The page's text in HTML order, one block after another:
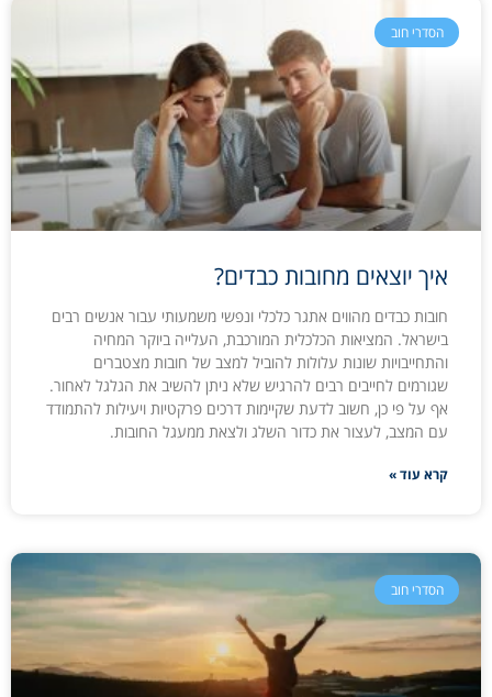
הסדרי חוב
איך יוצאים מחובות כבדים?
חובות כבדים מהווים אתגר כלכלי ונפשי משמעותי עבור אנשים רבים
בישראל. המציאות הכלכלית המורכבת, העלייה ביוקר המחיה
והתחייבויות שונות עלולות להוביל למצב של חובות מצטברים
שגורמים לחייבים רבים להרגיש שלא ניתן להשיב את הגלגל לאחור.
אף על פי כן, חשוב לדעת שקיימות דרכים פרקטיות ויעילות להתמודד
עם המצב, לעצור את כדור השלג ולצאת ממעגל החובות.
קרא עוד »
הסדרי חוב